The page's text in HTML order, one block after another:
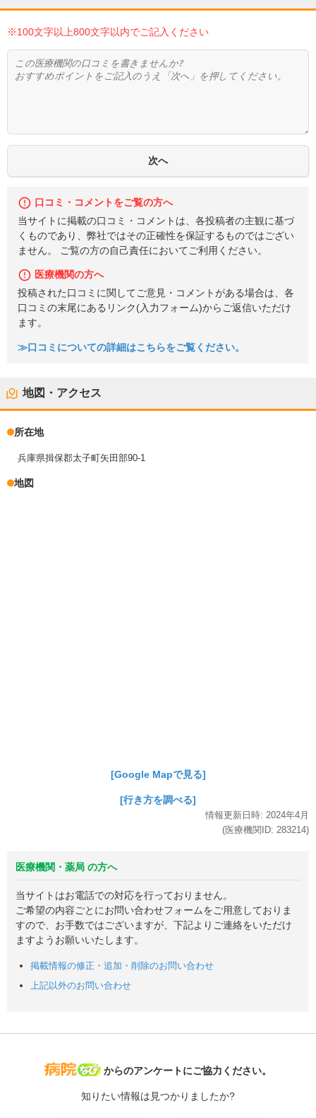
※100文字以上800文字以内でご記入ください
口コミ・コメントをご覧の方へ
当サイトに掲載の口コミ・コメントは、各投稿者の主観に基づ
くものであり、弊社ではその正確性を保証するものではござい
ません。 ご覧の方の自己責任においてご利用ください。
医療機関の方へ
投稿された口コミに関してご意見・コメントがある場合は、各
口コミの末尾にあるリンク(入力フォーム)からご返信いただけ
ます。
≫口コミについての詳細はこちらをご覧ください。
地図・アクセス
所在地
兵庫県揖保郡太子町矢田部90-1
地図
[Google Mapで見る]
[行き方を調べる]
情報更新日時: 2024年4月
(医療機関ID: 283214)
医療機関・薬局 の方へ
当サイトはお電話での対応を行っておりません。
ご希望の内容ごとにお問い合わせフォームをご用意しておりま
すので、お手数ではございますが、下記よりご連絡をいただけ
ますようお願いいたします。
掲載情報の修正・追加・削除のお問い合わせ
上記以外のお問い合わせ
病院なび
からのアンケートにご協力ください。
知りたい情報は見つかりましたか?